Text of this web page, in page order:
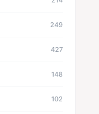
249
427
148
102